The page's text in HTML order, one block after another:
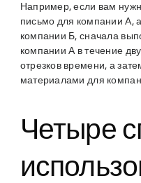
Например, если вам
письмо для компании А,
компании Б, сначала
компании А в течение
отрезков времени, а
материалами для
Четыре